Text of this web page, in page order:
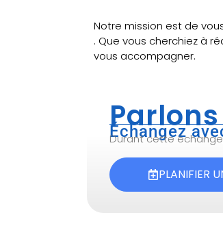
Notre mission est de
. Que vous cherchiez à
vous accompagner.
Échangez
Durant cette
PLANIFIER